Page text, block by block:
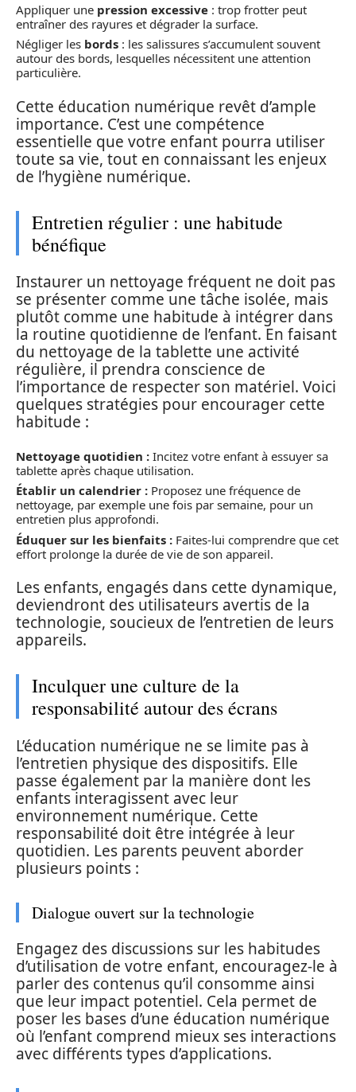
Appliquer une pression excessive : trop frotter peut
entraîner des rayures et dégrader la surface.
Négliger les bords : les salissures s’accumulent souvent
autour des bords, lesquelles nécessitent une attention
particulière.
Cette éducation numérique revêt d’ample
importance. C’est une compétence
essentielle que votre enfant pourra utiliser
toute sa vie, tout en connaissant les enjeux
de l’hygiène numérique.
Entretien régulier : une habitude
bénéfique
Instaurer un nettoyage fréquent ne doit pas
se présenter comme une tâche isolée, mais
plutôt comme une habitude à intégrer dans
la routine quotidienne de l’enfant. En faisant
du nettoyage de la tablette une activité
régulière, il prendra conscience de
l’importance de respecter son matériel. Voici
quelques stratégies pour encourager cette
habitude :
Nettoyage quotidien : Incitez votre enfant à essuyer sa
tablette après chaque utilisation.
Établir un calendrier : Proposez une fréquence de
nettoyage, par exemple une fois par semaine, pour un
entretien plus approfondi.
Éduquer sur les bienfaits : Faites-lui comprendre que cet
effort prolonge la durée de vie de son appareil.
Les enfants, engagés dans cette dynamique,
deviendront des utilisateurs avertis de la
technologie, soucieux de l’entretien de leurs
appareils.
Inculquer une culture de la
responsabilité autour des écrans
L’éducation numérique ne se limite pas à
l’entretien physique des dispositifs. Elle
passe également par la manière dont les
enfants interagissent avec leur
environnement numérique. Cette
responsabilité doit être intégrée à leur
quotidien. Les parents peuvent aborder
plusieurs points :
Dialogue ouvert sur la technologie
Engagez des discussions sur les habitudes
d’utilisation de votre enfant, encouragez-le à
parler des contenus qu’il consomme ainsi
que leur impact potentiel. Cela permet de
poser les bases d’une éducation numérique
où l’enfant comprend mieux ses interactions
avec différents types d’applications.